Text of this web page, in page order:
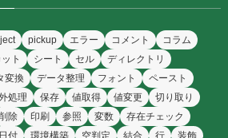
pickup エラー コメント
コラム
ト シート セル
ディレクトリ
変換 データ整理 フォント
ペースト
処理 保存 値取得 値変更
切り取り
除 印刷 参照 変数
存在チェック
日付 環境構築 空判定 結合 行
装飾